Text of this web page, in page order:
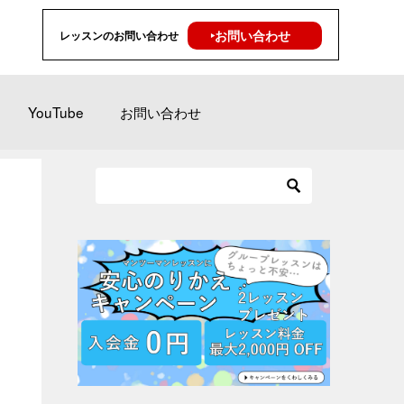
レッスンのお問い合わせ ‣お問い合わせ
YouTube お問い合わせ